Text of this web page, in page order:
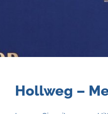
Hollweg –